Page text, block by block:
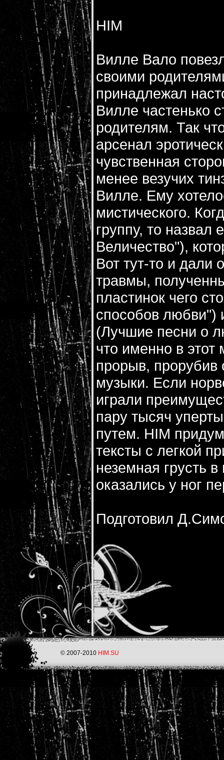
HIM
Вилле Вало
своими
принадлежал
Вилле частенько
родителям. Так
арсенал
чувственная
менее везучих
Вилле. Ему
мистического.
группу, то назвал
Величество"),
Вот тут-то и дали
травмы,
пластинок чего
способов любви")
(Лучшие песни о
что именно в
прорыв, прорубив
музыки. Если
играли
пару тысяч
путем. HIM
тексты с легкой
неземная грусть
оказались у ног
Подготовил
© 2007-2010 HIM.SU